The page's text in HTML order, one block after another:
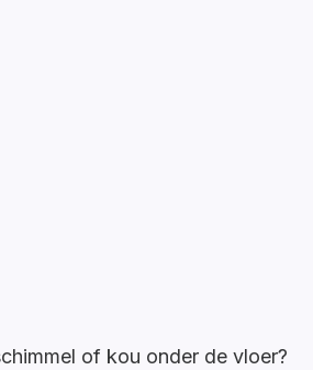
of kou onder de vloer?